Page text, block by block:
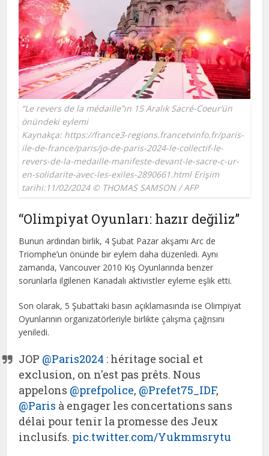
“Le revers de la médaille”ın 15 Aralık Sacré-Coeur’ün
önündeki eylemi
Kaynakça: https://france3-regions.francetvinfo.fr/paris-
ile-de-france/paris/jo-de-paris-2024-le-collectif-le-
revers-de-la-medaille-manifeste-devant-le-sacre-c-ur-
en-solidarite-avec-les-exiles-2890661.html Erişim
tarihi:11/02/2024 © THOMAS SAMSON / AFP
“Olimpiyat Oyunları: hazır değiliz”
Bunun ardından birlik, 4 Şubat Pazar akşamı Arc de
Triomphe’un önünde bir eylem daha düzenledi. Aynı
zamanda, Vancouver 2010 Kış Oyunlarında benzer
sorunlarla ilgilenen Kanadalı aktivistler eyleme eşlik etti.
Son olarak, 5 Şubat’taki basın açıklamasında ise Olimpiyat
Oyunlarının organizatörleriyle birlikte çalışma çağrısını
yeniledi.
JOP @Paris2024 : héritage social et
exclusion, on n'est pas prêts. Nous
appelons @prefpolice, @Prefet75_IDF,
@Paris à engager les concertations sans
délai pour tenir la promesse des Jeux
inclusifs. pic.twitter.com/Yukmmsrytu